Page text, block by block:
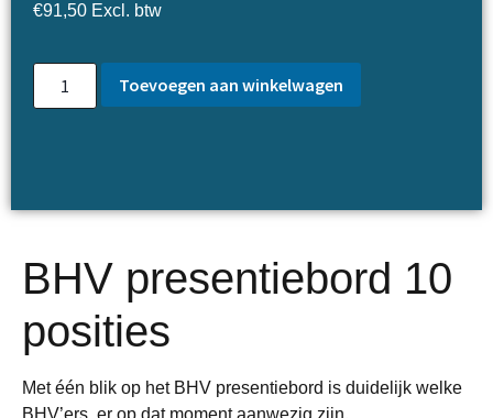
€91,50 Excl. btw
Toevoegen aan winkelwagen
BHV presentiebord 10
posities
Met één blik op het BHV presentiebord is duidelijk welke
BHV’ers er op dat moment aanwezig zijn.